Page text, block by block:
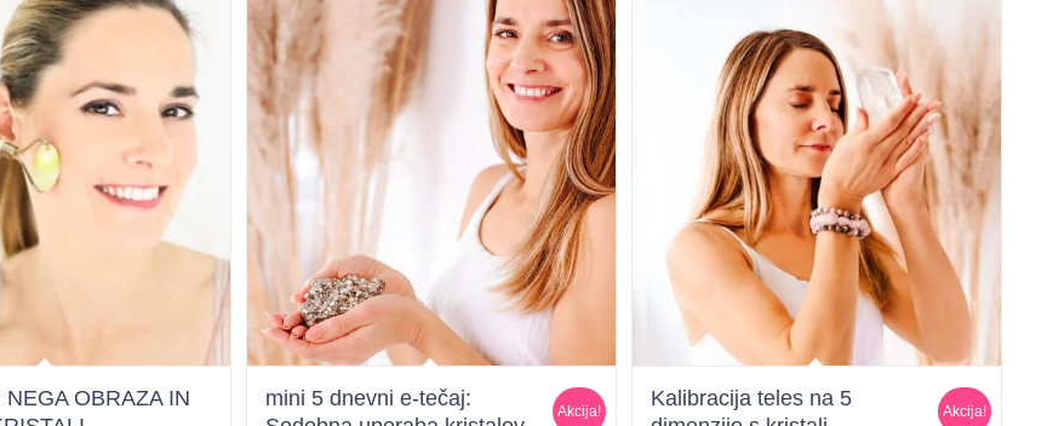
OBRAZA IN
mini 5 dnevni e-tečaj:
Akcija!
Kalibracija teles na 5
Akcija!